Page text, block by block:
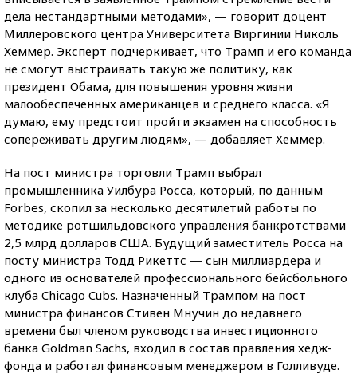
дела нестандартными методами», — говорит доцент
Миллеровского центра Университета Виргинии Николь
Хеммер. Эксперт подчеркивает, что Трамп и его команда
не смогут выстраивать такую же политику, как
президент Обама, для повышения уровня жизни
малообеспеченных американцев и среднего класса. «Я
думаю, ему предстоит пройти экзамен на способность
сопереживать другим людям», — добавляет Хеммер.
На пост министра торговли Трамп выбрал
промышленника Уилбура Росса, который, по данным
Forbes, скопил за несколько десятилетий работы по
методике ротшильдовского управления банкротствами
2,5 млрд долларов США. Будущий заместитель Росса на
посту министра Тодд Рикеттс — сын миллиардера и
одного из основателей профессионального бейсбольного
клуба Chicago Cubs. Назначенный Трампом на пост
министра финансов Стивен Мнучин до недавнего
времени был членом руководства инвестиционного
банка Goldman Sachs, входил в состав правления хедж-
фонда и работал финансовым менеджером в Голливуде.